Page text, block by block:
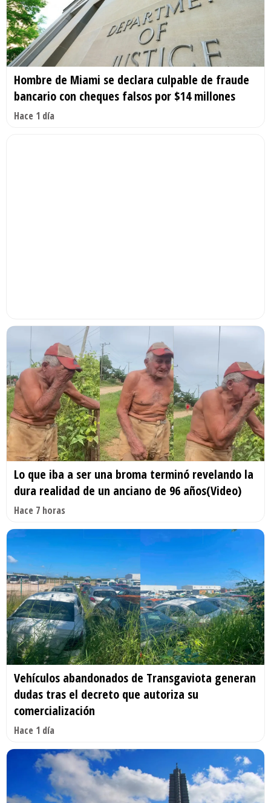
Hombre de Miami se declara culpable de fraude
bancario con cheques falsos por $14 millones
Hace 1 día
Lo que iba a ser una broma terminó revelando la
dura realidad de un anciano de 96 años(Video)
Hace 7 horas
Vehículos abandonados de Transgaviota generan
dudas tras el decreto que autoriza su
comercialización
Hace 1 día